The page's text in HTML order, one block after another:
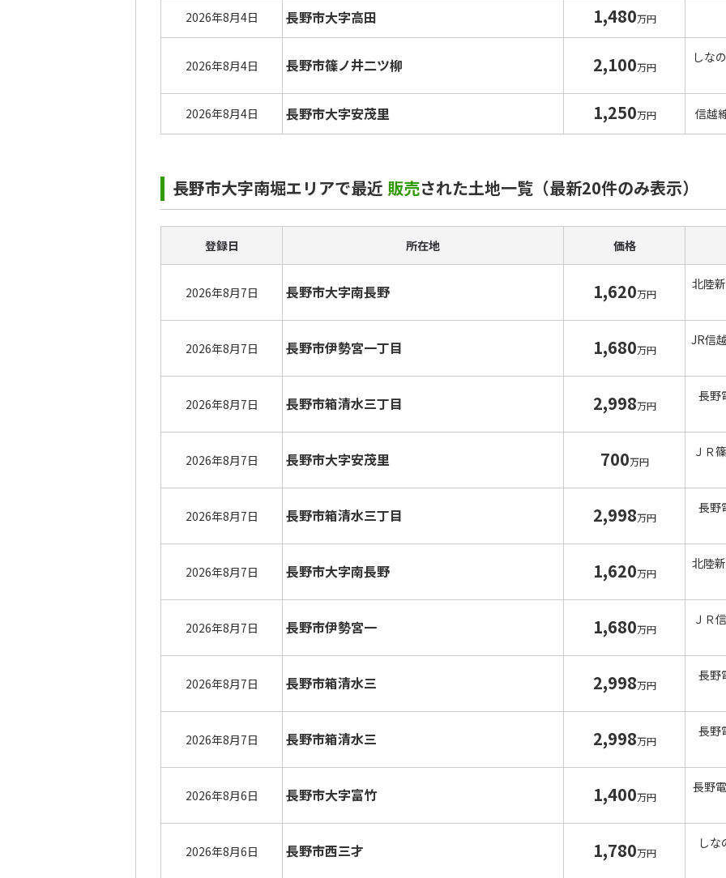
2026年8月4日 長野市大字高田 1,480万円
2026年8月4日 長野市篠ノ井二ツ柳 2,100万円
しな
2026年8月4日 長野市大字安茂里 1,250万円 信越
長野市大字南堀エリアで最近 販売された土地一覧（最新20件のみ表示）
登録日 所在地 価格
2026年8月7日 長野市大字南長野 1,620万円
北陸
2026年8月7日 長野市伊勢宮一丁目 1,680万円
JR信
2026年8月7日 長野市箱清水三丁目 2,998万円
長野
2026年8月7日 長野市大字安茂里 700万円
ＪＲ
2026年8月7日 長野市箱清水三丁目 2,998万円
長野
2026年8月7日 長野市大字南長野 1,620万円
北陸
2026年8月7日 長野市伊勢宮一 1,680万円
ＪＲ
2026年8月7日 長野市箱清水三 2,998万円
長野
2026年8月7日 長野市箱清水三 2,998万円
長野
2026年8月6日 長野市大字富竹 1,400万円
長野
2026年8月6日 長野市西三才 1,780万円
し